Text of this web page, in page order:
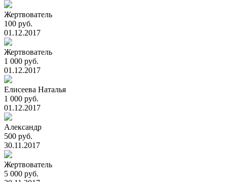
Жертвователь
100 руб.
01.12.2017
Жертвователь
1 000 руб.
01.12.2017
Елисеева Наталья
1 000 руб.
01.12.2017
Александр
500 руб.
30.11.2017
Жертвователь
5 000 руб.